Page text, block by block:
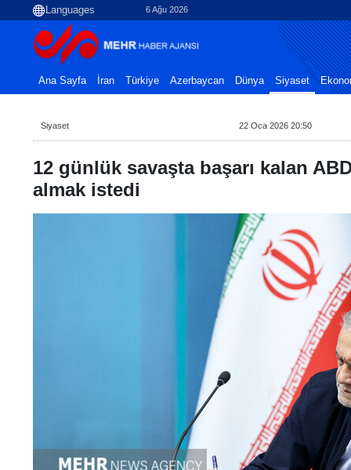
6 Ağu 2026
Ana Sayfa İran Türkiye Azerbaycan Dünya Siyaset
Siyaset 22 Oca 2026 20:50
12 günlük savaşta başarı kalan
almak istedi